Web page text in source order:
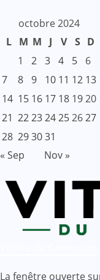
octobre 2024
L
M M J V S D
1
2 3 4 5
6
7
8 9 10 11 12 13
14 15 16 17 18 1920
21 222324252627
28 293031
« Sep
Nov »
La fenêtre ouverte